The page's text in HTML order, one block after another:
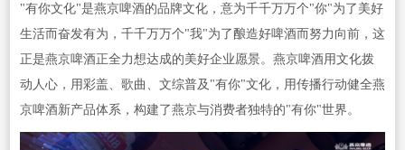
"有你文化"是燕京啤酒的品牌文化，意为千千万万个"你"为了美好
生活而奋发有为，千千万万个"我"为了酿造好啤酒而努力向前，这
正是燕京啤酒正全力想达成的美好企业愿景。燕京啤酒用文化拨
动人心，用彩盖、歌曲、文综普及"有你"文化，用传播行动健全燕
京啤酒新产品体系，构建了燕京与消费者独特的"有你"世界。